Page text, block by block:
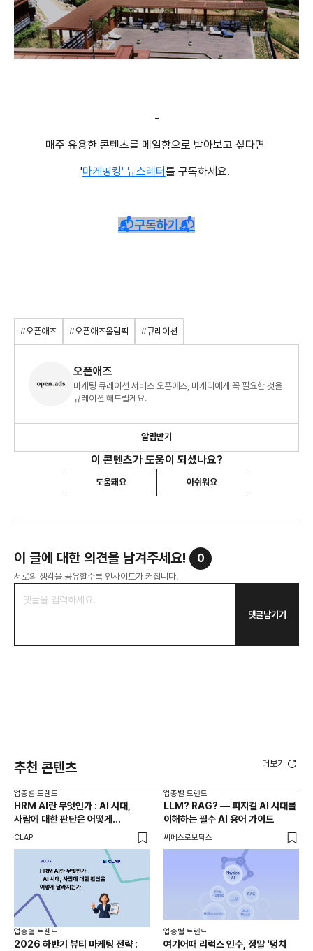
-
매주 유용한 콘텐츠를 메일함으로 받아보고 싶다면
'마케띵킹' 뉴스레터를 구독하세요.
📬구독하기📬
#오픈애즈 #오픈애즈올림픽 #큐레이션
오픈애즈
마케팅 큐레이션 서비스 오픈애즈, 마케터에게 꼭 필요한 것을
큐레이션 해드릴게요.
알림받기
이 콘텐츠가 도움이 되셨나요?
도움돼요 아쉬워요
이 글에 대한 의견을 남겨주세요! 0
서로의 생각을 공유할수록 인사이트가 커집니다.
댓글남기기
추천 콘텐츠 더보기
업종별 트렌드
HRM AI란 무엇인가 : AI 시대,
사람에 대한 판단은 어떻게
달라지는가
CLAP
업종별 트렌드
LLM? RAG? — 피지컬 AI 시대를
이해하는 필수 AI 용어 가이드
씨메스로보틱스
업종별 트렌드
2026 하반기 뷰티 마케팅 전략 :
업종별 트렌드
여기어때 리럭스 인수, 정말 '덩치